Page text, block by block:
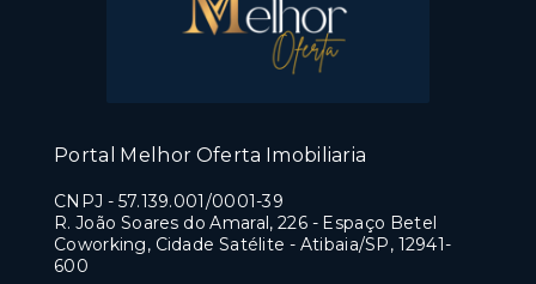
Portal Melhor Oferta Imobiliaria
CNPJ - 57.139.001/0001-39
R. João Soares do Amaral, 226 - Espaço Betel
Coworking, Cidade Satélite - Atibaia/SP, 12941-
600